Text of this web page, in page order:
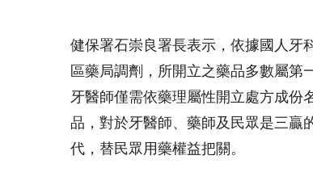
健保署石崇良署長表示，依據國人牙
區藥局調劑，所開立之藥品多數屬
牙醫師僅需依藥理屬性開立處方成份
品，對於牙醫師、藥師及民眾是三贏
代，替民眾用藥權益把關。